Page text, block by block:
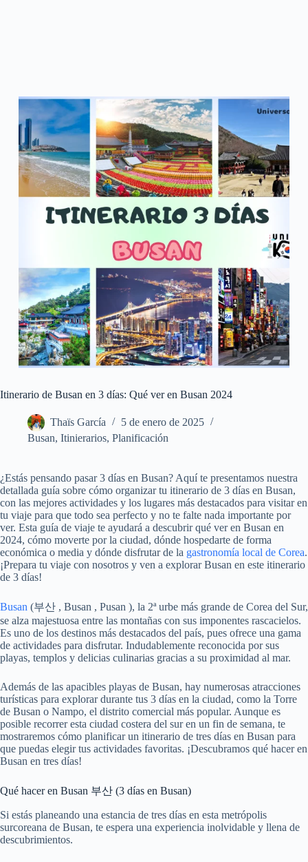
Itinerario de Busan en 3 días: Qué ver en Busan 2024
Thaïs García
5 de enero de 2025
Busan, Itinierarios, Planificación
¿Estás pensando pasar 3 días en Busan? Aquí te presentamos nuestra
detallada guía sobre cómo organizar tu itinerario de 3 días en Busan,
con las mejores actividades y los lugares más destacados para visitar en
tu viaje para que todo sea perfecto y no te falte nada importante por
ver. Esta guía de viaje te ayudará a descubrir qué ver en Busan en
2024, cómo moverte por la ciudad, dónde hospedarte de forma
económica o media y dónde disfrutar de la gastronomía local de Corea.
¡Prepara tu viaje con nosotros y ven a explorar Busan en este itinerario
de 3 días!
Busan (부산 , Busan , Pusan ), la 2ª urbe más grande de Corea del Sur,
se alza majestuosa entre las montañas con sus imponentes rascacielos.
Es uno de los destinos más destacados del país, pues ofrece una gama
de actividades para disfrutar. Indudablemente reconocida por sus
playas, templos y delicias culinarias gracias a su proximidad al mar.
Además de las apacibles playas de Busan, hay numerosas atracciones
turísticas para explorar durante tus 3 días en la ciudad, como la Torre
de Busan o Nampo, el distrito comercial más popular. Aunque es
posible recorrer esta ciudad costera del sur en un fin de semana, te
mostraremos cómo planificar un itinerario de tres días en Busan para
que puedas elegir tus actividades favoritas. ¡Descubramos qué hacer en
Busan en tres días!
Qué hacer en Busan 부산 (3 días en Busan)
Si estás planeando una estancia de tres días en esta metrópolis
surcoreana de Busan, te espera una experiencia inolvidable y llena de
descubrimientos.